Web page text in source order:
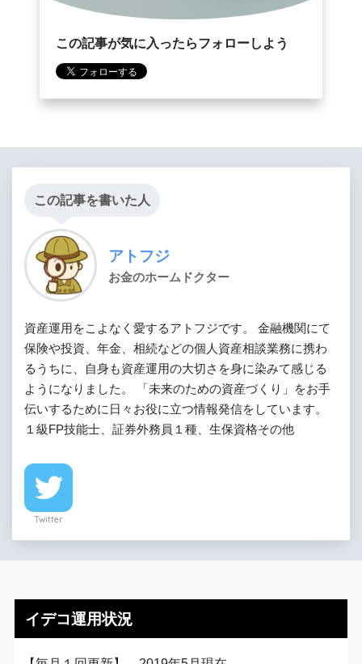
この記事が気に入ったらフォローしよう
この記事を書いた人
アトフジ
お金のホームドクター
資産運用をこよなく愛するアトフジです。 金融機関にて
保険や投資、年金、相続などの個人資産相談業務に携わ
るうちに、自身も資産運用の大切さを身に染みて感じる
ようになりました。 「未来のための資産づくり」をお手
伝いするために日々お役に立つ情報発信をしています。
１級FP技能士、証券外務員１種、生保資格その他
Twitter
イデコ運用状況